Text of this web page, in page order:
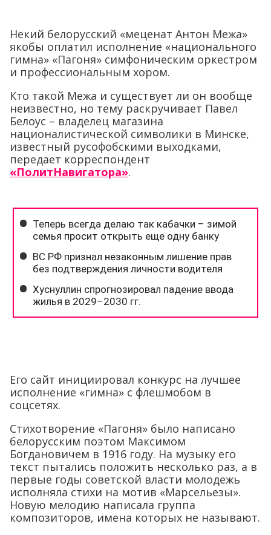
Некий белорусский «меценат Антон Межа»
якобы оплатил исполнение «национального
гимна» «Пагоня» симфоническим оркестром
и профессиональным хором.
Кто такой Межа и существует ли он вообще
неизвестно, но тему раскручивает Павел
Белоус – владелец магазина
националистической символики в Минске,
известный русофобскими выходками,
передает корреспондент
«ПолитНавигатора».
Его сайт инициировал конкурс на лучшее
исполнение «гимна» с флешмобом в
соцсетях.
Стихотворение «Пагоня» было написано
белорусским поэтом Максимом
Богдановичем в 1916 году. На музыку его
текст пытались положить несколько раз, а в
первые годы советской власти молодежь
исполняла стихи на мотив «Марсельезы».
Новую мелодию написала группа
композиторов, имена которых не называют.